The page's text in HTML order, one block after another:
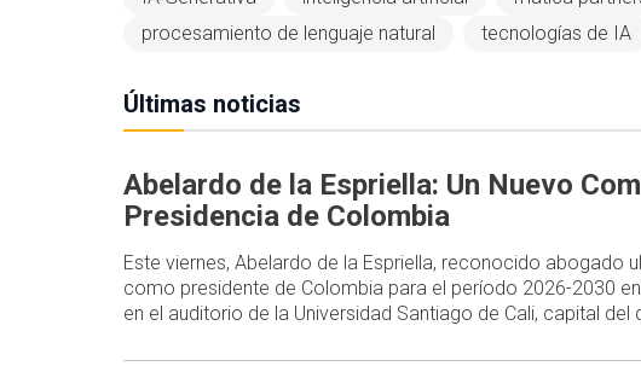
procesamiento de lenguaje natural
tecnologías de IA
Últimas noticias
Abelardo de la Espriella: Un Nuevo
Presidencia de Colombia
Este viernes, Abelardo de la Espriella, reconocido abogado
como presidente de Colombia para el período 2026-2030
en el auditorio de la Universidad Santiago de Cali, capital